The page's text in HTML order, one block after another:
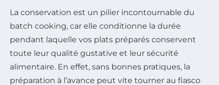
La conservation est un pilier incontournable du
batch cooking, car elle conditionne la durée
pendant laquelle vos plats préparés conservent
toute leur qualité gustative et leur sécurité
alimentaire. En effet, sans bonnes pratiques, la
préparation à l’avance peut vite tourner au fiasco